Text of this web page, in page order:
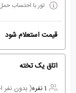
تور با احتساب
قیمت استعلام شود
اتاق یک تخته
1 نفره ( بدون نفر